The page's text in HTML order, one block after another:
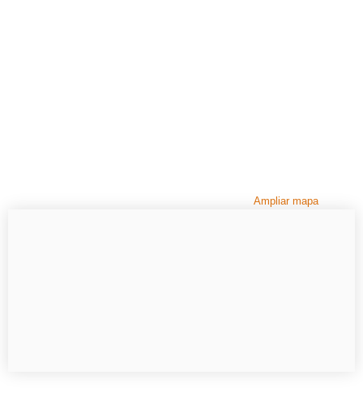
Ampliar mapa